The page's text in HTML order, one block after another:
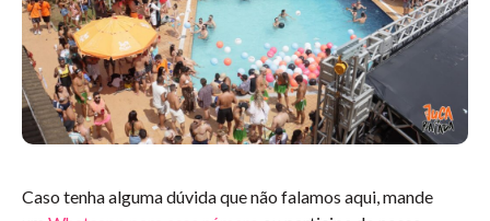
Caso tenha alguma dúvida que não falamos aqui, mande